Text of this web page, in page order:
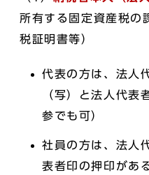
所有する固定資産税の
税証明書等）
代表の方は、法人
（写）と法人代表
参でも可）
社員の方は、法人
表者印の押印があ